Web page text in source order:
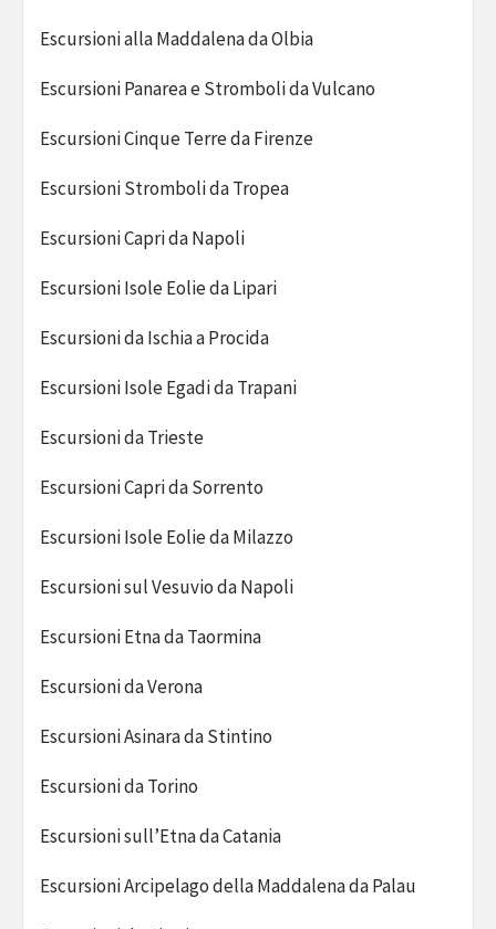
Escursioni alla Maddalena da Olbia
Escursioni Panarea e Stromboli da Vulcano
Escursioni Cinque Terre da Firenze
Escursioni Stromboli da Tropea
Escursioni Capri da Napoli
Escursioni Isole Eolie da Lipari
Escursioni da Ischia a Procida
Escursioni Isole Egadi da Trapani
Escursioni da Trieste
Escursioni Capri da Sorrento
Escursioni Isole Eolie da Milazzo
Escursioni sul Vesuvio da Napoli
Escursioni Etna da Taormina
Escursioni da Verona
Escursioni Asinara da Stintino
Escursioni da Torino
Escursioni sull’Etna da Catania
Escursioni Arcipelago della Maddalena da Palau